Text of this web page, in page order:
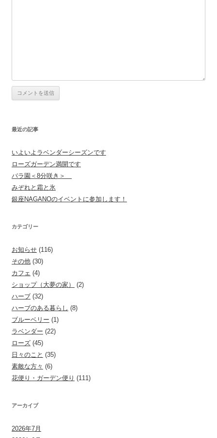
最近の記事
いよいよラベンダーシーズンです
ローズガーデン満開です
バラ園＜8分咲き＞
みぞれと霜と氷
銀座NAGANOのイベントに参加します！
カテゴリー
お知らせ (116)
その他 (30)
カフェ (4)
ショップ（大夢の家）
(2)
ハーブ (32)
ハーブのある暮らし (8)
ブルーベリー (1)
ラベンダー (22)
ローズ (45)
日々のこと (35)
素敵な方々 (6)
花便り・ガーデン便り (111)
アーカイブ
2026年7月